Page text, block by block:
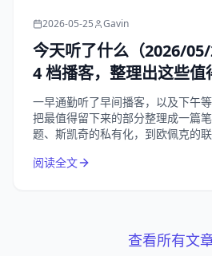
2026-05-25 Gavin
今天听了什么（2026/
4 档播客，整理出这些值
一早通勤听了早间播客，以及下午
把最值得留下来的部分整理成一篇
题、斯凯奇的私有化，到欧佩克的
阅读全文
查看所有文